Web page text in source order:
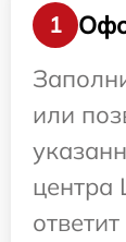
1
или
центра